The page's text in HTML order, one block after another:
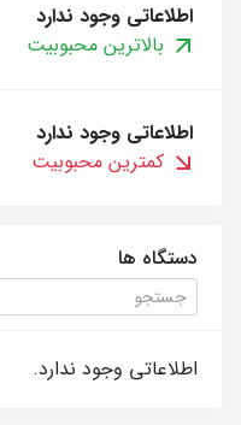
اطلاعاتی وجود ندارد
بالاترین محبوبیت
اطلاعاتی وجود ندارد
کمترین محبوبیت
دستگاه ها
اطلاعاتی وجود ندارد.